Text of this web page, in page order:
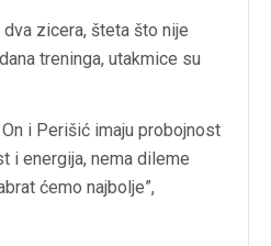
zicera, šteta što nije
treninga, utakmice su
i Perišić imaju probojnost
i energija, nema dileme
ćemo najbolje”,